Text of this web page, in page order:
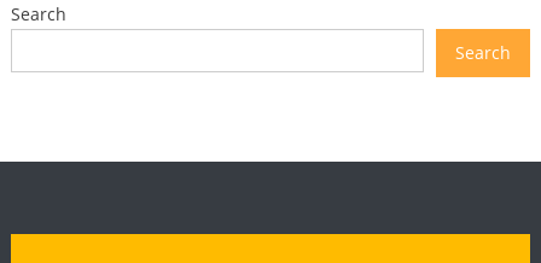
Search
Search